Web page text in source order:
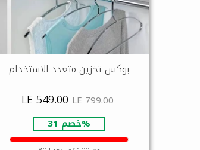
بوكس تخزين متعدد الاستخدام
LE 549.00 LE 799.00
خصم 31%